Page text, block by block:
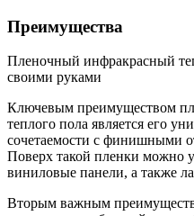
Преимущества
Пленочный инфракрасный
своими руками
Ключевым преимуществом
теплого пола является его
сочетаемости с финишными
Поверх такой пленки можно
виниловые панели, а также
Вторым важным